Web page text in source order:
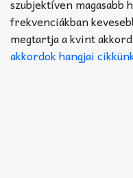
szubjektíven magasabb
frekvenciákban
megtartja a kvint
akkordok hangjai